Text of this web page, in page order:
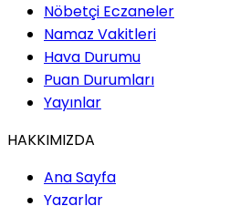
Nöbetçi Eczaneler
Namaz Vakitleri
Hava Durumu
Puan Durumları
Yayınlar
HAKKIMIZDA
Ana Sayfa
Yazarlar